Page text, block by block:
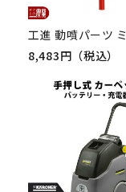
8,483円（税込）